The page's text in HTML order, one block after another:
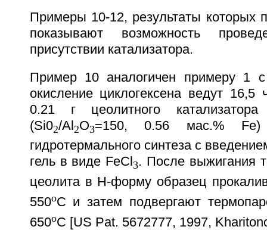
Примеры 10-12, результаты которых
показывают возможность
присутствии катализатора.
Пример 10 аналогичен примеру 1
окисление циклогексена ведут 16,5
0.21 г цеолитного
(Si02/Al 2O3=150, 0.56 маc.% Fe)
гидротермального синтеза с
гель в виде FeCl 3. После выжигания
цеолита в Н-форму образец
550oС и затем подвергают
650oС [US Pat. 5672777, 1997,